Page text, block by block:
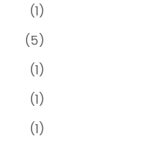
(1)
(5)
(1)
(1)
(1)